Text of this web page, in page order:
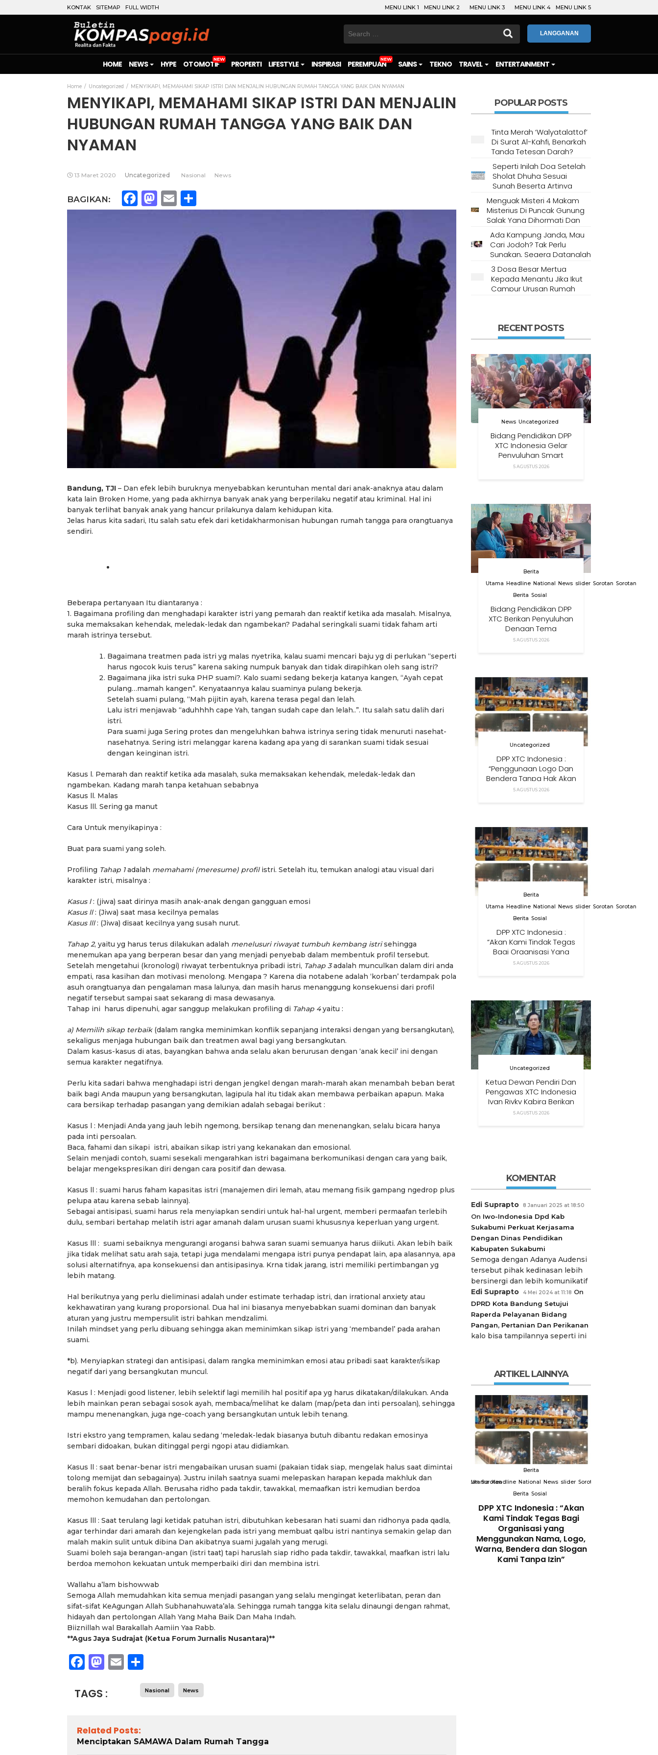
KONTAK SITEMAP FULL WIDTH MENU LINK 1 MENU LINK 2 MENU LINK 3 MENU LINK 4 MENU LINK 5
Search
LANGGANAN
HOME NEWS HYPE OTOMOTIF PROPERTI LIFESTYLE INSPIRASI PEREMPUAN SAINS TEKNO TRAVEL ENTERTAINMENT
Home Uncategorized MENYIKAPI, MEMAHAMI SIKAP ISTRI DAN MENJALIN HUBUNGAN RUMAH TANGGA YANG BAIK DAN NYAMAN
MENYIKAPI, MEMAHAMI SIKAP ISTRI DAN MENJALIN
HUBUNGAN RUMAH TANGGA YANG BAIK DAN
NYAMAN
13 Maret 2020 Uncategorized Nasional News
BAGIKAN: Facebook
Mastodon
Email
Bandung, TJI – Dan efek lebih buruknya menyebabkan keruntuhan mental dari anak-anaknya atau dalam
kata lain Broken Home, yang pada akhirnya banyak anak yang berperilaku negatif atau kriminal. Hal ini
banyak terlihat banyak anak yang hancur prilakunya dalam kehidupan kita.
Jelas harus kita sadari, Itu salah satu efek dari ketidakharmonisan hubungan rumah tangga para orangtuanya
sendiri.
Beberapa pertanyaan Itu diantaranya :
1. Bagaimana profiling dan menghadapi karakter istri yang pemarah dan reaktif ketika ada masalah. Misalnya,
suka memaksakan kehendak, meledak-ledak dan ngambekan? Padahal seringkali suami tidak faham arti
marah istrinya tersebut.
Bagaimana treatmen pada istri yg malas nyetrika, kalau suami mencari baju yg di perlukan “seperti
harus ngocok kuis terus” karena saking numpuk banyak dan tidak dirapihkan oleh sang istri?
Bagaimana jika istri suka PHP suami?. Kalo suami sedang bekerja katanya kangen, “Ayah cepat
pulang…mamah kangen”. Kenyataannya kalau suaminya pulang bekerja.
Setelah suami pulang, “Mah pijitin ayah, karena terasa pegal dan lelah.
Lalu istri menjawab “aduhhhh cape Yah, tangan sudah cape dan lelah..”. Itu salah satu dalih dari
istri.
Para suami juga Sering protes dan mengeluhkan bahwa istrinya sering tidak menuruti nasehat-
nasehatnya. Sering istri melanggar karena kadang apa yang di sarankan suami tidak sesuai
dengan keinginan istri.
Kasus l. Pemarah dan reaktif ketika ada masalah, suka memaksakan kehendak, meledak-ledak dan
ngambekan. Kadang marah tanpa ketahuan sebabnya
Kasus ll. Malas
Kasus lll. Sering ga manut
Cara Untuk menyikapinya :
Buat para suami yang soleh.
Profiling Tahap 1adalah memahami (meresume) profilistri. Setelah itu, temukan analogi atau visual dari
karakter istri, misalnya :
Kasus l: (jiwa) saat dirinya masih anak-anak dengan gangguan emosi
Kasus ll: (Jiwa) saat masa kecilnya pemalas
Kasus lll: (Jiwa) disaat kecilnya yang susah nurut.
Tahap 2, yaitu yg harus terus dilakukan adalah menelusuri riwayat tumbuh kembang istrisehingga
menemukan apa yang berperan besar dan yang menjadi penyebab dalam membentuk profil tersebut.
Setelah mengetahui (kronologi) riwayat terbentuknya pribadi istri, Tahap 3adalah munculkan dalam diri anda
empati, rasa kasihan dan motivasi menolong. Mengapa ? Karena dia notabene adalah ‘korban’ terdampak pola
asuh orangtuanya dan pengalaman masa lalunya, dan masih harus menanggung konsekuensi dari profil
negatif tersebut sampai saat sekarang di masa dewasanya.
Tahap ini harus dipenuhi, agar sanggup melakukan profiling di Tahap 4yaitu :
a) Memilih sikap terbaik(dalam rangka meminimkan konflik sepanjang interaksi dengan yang bersangkutan),
sekaligus menjaga hubungan baik dan treatmen awal bagi yang bersangkutan.
Dalam kasus-kasus di atas, bayangkan bahwa anda selalu akan berurusan dengan ‘anak kecil’ ini dengan
semua karakter negatifnya.
Perlu kita sadari bahwa menghadapi istri dengan jengkel dengan marah-marah akan menambah beban berat
baik bagi Anda maupun yang bersangkutan, lagipula hal itu tidak akan membawa perbaikan apapun. Maka
cara bersikap terhadap pasangan yang demikian adalah sebagai berikut :
Kasus l : Menjadi Anda yang jauh lebih ngemong, bersikap tenang dan menenangkan, selalu bicara hanya
pada inti persoalan.
Baca, fahami dan sikapi istri, abaikan sikap istri yang kekanakan dan emosional.
Selain menjadi contoh, suami sesekali mengarahkan istri bagaimana berkomunikasi dengan cara yang baik,
belajar mengekspresikan diri dengan cara positif dan dewasa.
Kasus ll : suami harus faham kapasitas istri (manajemen diri lemah, atau memang fisik gampang ngedrop plus
pelupa atau karena sebab lainnya).
Sebagai antisipasi, suami harus rela menyiapkan sendiri untuk hal-hal urgent, memberi permaafan terlebih
dulu, sembari bertahap melatih istri agar amanah dalam urusan suami khususnya keperluan yang urgent.
Kasus lll : suami sebaiknya mengurangi arogansi bahwa saran suami semuanya harus diikuti. Akan lebih baik
jika tidak melihat satu arah saja, tetapi juga mendalami mengapa istri punya pendapat lain, apa alasannya, apa
solusi alternatifnya, apa konsekuensi dan antisipasinya. Krna tidak jarang, istri memiliki pertimbangan yg
lebih matang.
Hal berikutnya yang perlu dieliminasi adalah under estimate terhadap istri, dan irrational anxiety atau
kekhawatiran yang kurang proporsional. Dua hal ini biasanya menyebabkan suami dominan dan banyak
aturan yang justru mempersulit istri bahkan mendzalimi.
Inilah mindset yang perlu dibuang sehingga akan meminimkan sikap istri yang ‘membandel’ pada arahan
suami.
*b). Menyiapkan strategi dan antisipasi, dalam rangka meminimkan emosi atau pribadi saat karakter/sikap
negatif dari yang bersangkutan muncul.
Kasus l : Menjadi good listener, lebih selektif lagi memilih hal positif apa yg harus dikatakan/dilakukan. Anda
lebih mainkan peran sebagai sosok ayah, membaca/melihat ke dalam (map/peta dan inti persoalan), sehingga
mampu menenangkan, juga nge-coach yang bersangkutan untuk lebih tenang.
Istri ekstro yang tempramen, kalau sedang ‘meledak-ledak biasanya butuh dibantu redakan emosinya
sembari didoakan, bukan ditinggal pergi ngopi atau didiamkan.
Kasus ll : saat benar-benar istri mengabaikan urusan suami (pakaian tidak siap, mengelak halus saat dimintai
tolong memijat dan sebagainya). Justru inilah saatnya suami melepaskan harapan kepada makhluk dan
beralih fokus kepada Allah. Berusaha ridho pada takdir, tawakkal, memaafkan istri kemudian berdoa
memohon kemudahan dan pertolongan.
Kasus lll : Saat terulang lagi ketidak patuhan istri, dibutuhkan kebesaran hati suami dan ridhonya pada qadla,
agar terhindar dari amarah dan kejengkelan pada istri yang membuat qalbu istri nantinya semakin gelap dan
malah makin sulit untuk dibina Dan akibatnya suami jugalah yang merugi.
Suami boleh saja berangan-angan (istri taat) tapi haruslah siap ridho pada takdir, tawakkal, maafkan istri lalu
berdoa memohon kekuatan untuk memperbaiki diri dan membina istri.
Wallahu a’lam bishowwab
Semoga Allah memudahkan kita semua menjadi pasangan yang selalu mengingat keterlibatan, peran dan
sifat-sifat KeAgungan Allah Subhanahuwata’ala. Sehingga rumah tangga kita selalu dinaungi dengan rahmat,
hidayah dan pertolongan Allah Yang Maha Baik Dan Maha Indah.
Biiznillah wal Barakallah Aamiin Yaa Rabb.
**Agus Jaya Sudrajat (Ketua Forum Jurnalis Nusantara)**
Facebook
Mastodon
Email
TAGS : Nasional News
Related Posts:
Menciptakan SAMAWA Dalam Rumah Tangga
POPULAR POSTS
Tinta Merah ‘Walyatalattof’
Di Surat Al-Kahfi, Benarkah
Tanda Tetesan Darah?
Seperti Inilah Doa Setelah
Sholat Dhuha Sesuai
Sunah Beserta Artinya
Menguak Misteri 4 Makam
Misterius Di Puncak Gunung
Salak Yang Dihormati Dan
Dianggap Tempat Suci Oleh
Masyarakat Setempat
Ada Kampung Janda, Mau
Cari Jodoh? Tak Perlu
Sungkan, Segera Datanglah
Ke Desa Ini
3 Dosa Besar Mertua
Kepada Menantu Jika Ikut
Campur Urusan Rumah
RECENT POSTS
News Uncategorized
Bidang Pendidikan DPP
XTC Indonesia Gelar
Penyuluhan Smart
Parenting Di Desa
5 AGUSTUS 2026
Berita
Utama
Headline National News slider Sorotan Sorotan
Berita Sosial
Bidang Pendidikan DPP
XTC Berikan Penyuluhan
Dengan Tema
Membangun Peran
5 AGUSTUS 2026
Uncategorized
DPP XTC Indonesia :
“Penggunaan Logo Dan
Bendera Tanpa Hak Akan
Ditindak”
5 AGUSTUS 2026
Berita
Utama
Headline National News slider Sorotan Sorotan
Berita Sosial
DPP XTC Indonesia :
“Akan Kami Tindak Tegas
Bagi Organisasi Yang
Menggunakan Nama,
5 AGUSTUS 2026
Uncategorized
Ketua Dewan Pendiri Dan
Pengawas XTC Indonesia
Ivan Rivky Kabira Berikan
Peryataan Sikap Terkait
5 AGUSTUS 2026
KOMENTAR
Edi Suprapto 8 Januari 2025 at 18:50
On Iwo-Indonesia Dpd Kab
Sukabumi Perkuat Kerjasama
Dengan Dinas Pendidikan
Kabupaten Sukabumi
Semoga dengan Adanya Audensi
tersebut pihak kedinasan lebih
bersinergi dan lebih komunikatif
Edi Suprapto
4 Mei 2024 at 11:18 On
DPRD Kota Bandung Setujui
Raperda Pelayanan Bidang
Pangan, Pertanian Dan Perikanan
kalo bisa tampilannya seperti ini
ARTIKEL LAINNYA
News slider Sorotan
Sorotan
Ketua Dewan Pendiri :
Nama Tersebut
Melanggar Ketentuan
Perundang-undangan”
Berita
Utama Headline National News slider Sorotan Sorotan
2031SWI Teguhkan
Profesionalisme dan Aksi
Nyata Lewat Green Impact
Berita
Utama
Headline National News Sorotan Sorotan
Berita
Sawah Rusak: Ahli Waris
Tagih Tanggung Jawab
Pemkab Bandung Barat
Berita
Utama Headline National News Sorotan Sorotan
Berikan Penyuluhan dengan
Tema Membangun Peran
Orang Tua dalam Menjaga
Kesehatan Anak di Era Digital
Berita
Utama Headline National News slider Sorotan
Berita Sosial
DPP XTC Indonesia : “Akan
Kami Tindak Tegas Bagi
Organisasi yang
Menggunakan Nama, Logo,
Warna, Bendera dan Slogan
Kami Tanpa Izin”